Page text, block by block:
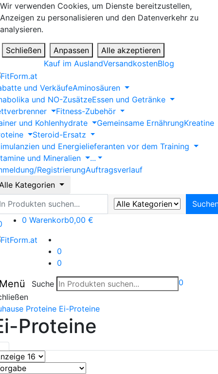
Wir verwenden Cookies, um Dienste bereitzustellen,
Anzeigen zu personalisieren und den Datenverkehr zu
analysieren.
Schließen Anpassen
Alle akzeptieren
Kauf im AuslandVersandkostenBlog
und VerkäufeAminosäuren
und NO-ZusätzeEssen und Getränke
Fitness-Zubehör
und Kohlenhydrate
Gemeinsame ErnährungKreatine
Steroid-Ersatz
und Energielieferanten vor dem Training
und Mineralien
...
RegistrierungAuftragsverlauf
Kategorien
0 Warenkorb0,00 €
0
0
Suche 0
Proteine Ei-Proteine
Proteine